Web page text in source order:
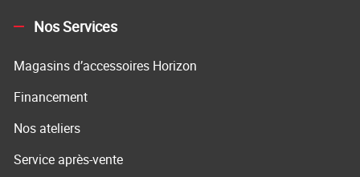
Nos Services
Magasins d’accessoires Horizon
Financement
Nos ateliers
Service après-vente